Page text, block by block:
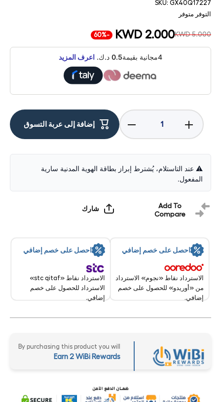
SKU: GX40Q17227
التوفر
متوفر
KWD 5.000
KWD 2.000
-60%
4مجانية بقيمة 0.5 د.ك. اعرف المزيد
تقليل
الكمية لـ
حقيبة
لينوفو
حقيبة
ظهر
رمادي
زيادة
الكمية لـ
حقيبة
لينوفو
حقيبة
ظهر
15.6بوصة
رمادي
لابتوب
إضافة إلى عربة التسوق
⚠️ عند التاستلام، يُشترط إبراز بطاقة الهوية المدنية سارية
المفعول.
Add To
Compare
شارك
احصل على خصم إضافي
الاسترداد نقاط «نجوم» الاسترداد
من «أوريدو» للحصول على خصم
إضافي.
احصل على خصم إضافي
الاسترداد نقاط «stc qitaf»
الاسترداد للحصول على خصم
إضافي.
By purchasing this product you will
Earn 2 WiBi Rewards